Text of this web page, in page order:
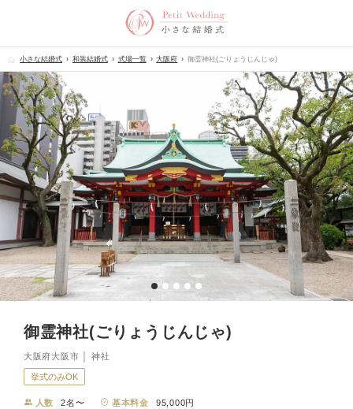
小さな結婚式 和装結婚式 式場一覧 大阪府 御霊神社(ごりょうじんじゃ)
御霊神社(ごりょうじんじゃ)
大阪府大阪市 │ 神社
挙式のみOK
人数 2名〜 基本料金 95,000円